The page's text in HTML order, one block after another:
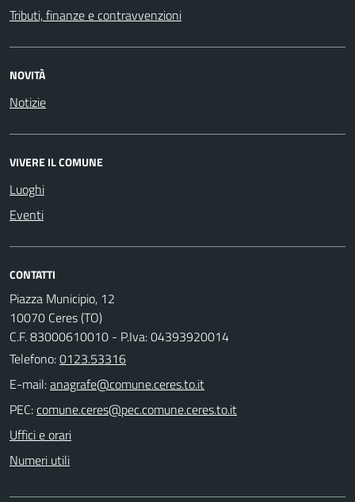
Tributi, finanze e contravvenzioni
NOVITÀ
Notizie
VIVERE IL COMUNE
Luoghi
Eventi
CONTATTI
Piazza Municipio, 12
10070 Ceres (TO)
C.F. 83000610010 - P.Iva: 04393920014
Telefono:0123.53316
E-mail:
PEC:
Uffici e orari
Numeri utili